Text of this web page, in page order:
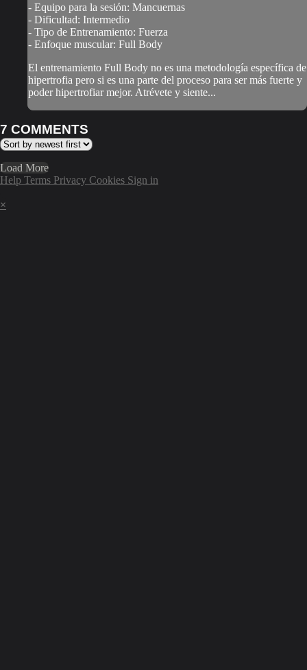
- Equipo para la sesión: Mancuernas
- Dificultad: Intermedio
- Tipo de Entrenamiento: Fuerza
- Enfoque muscular: Full Body
El entrenamiento Full Body no es una metodología específica de
hipertrofia pero si es una parte del proceso para ser más fuerte y
poder hipertrofiar mejor. Atrévete y siente...
7 COMMENTS
Load More
Help Terms Privacy Cookies Sign in
×